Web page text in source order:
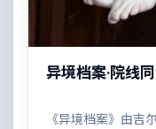
异境档案·院线
《异境档案》由吉